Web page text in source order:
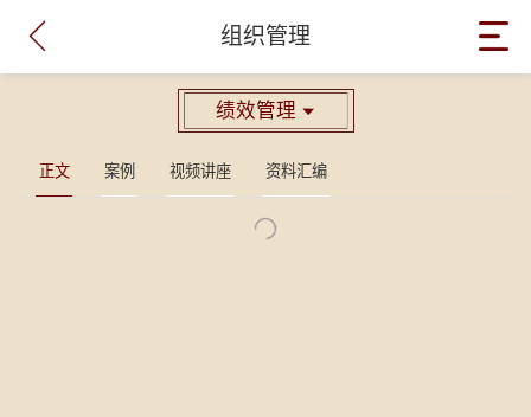
组织管理

绩效管理 
正文 案例 视频讲座 资料汇编